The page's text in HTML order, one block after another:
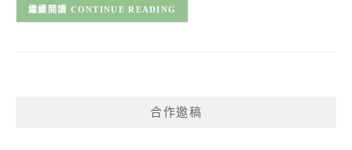
CONTINUE READING
合作邀稿